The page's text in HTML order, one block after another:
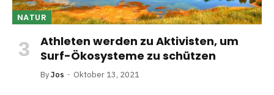
NATUR
Athleten werden zu Aktivisten, um
Surf-Ökosysteme zu schützen
ByJos Oktober 13, 2021